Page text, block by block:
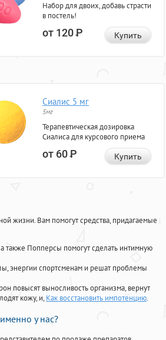
Набор для двоих, добавь страсти
в постель!
от 120Р Купить
Сиалис 5 мг
5мг
Терапевтическая дозировка
Сиалиса для курсового приема
от 60Р Купить
жизни. Вам помогут средства, придагаемые
также Попперсы помогут сделать интимную
энергии спортсменам и решат проблемы
повысят выносливость организма, вернут
кожу, и, Как восстановить импотенцию.
у нас?